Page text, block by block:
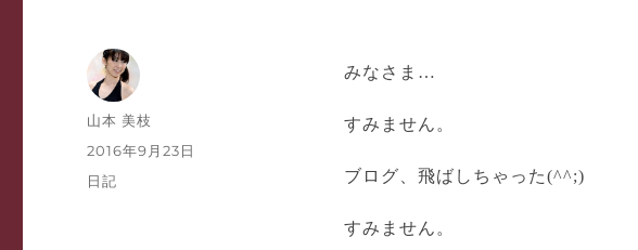
みなさま…
すみません。
ブログ、飛ばしちゃった(^^;)
すみません。
投
山本 美枝
投
稿
2016年9月23日
カ
日記